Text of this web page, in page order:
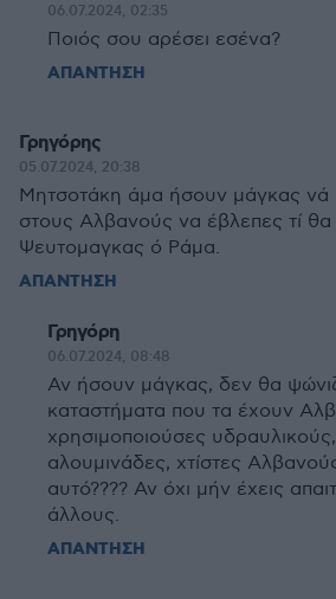
06.07.2024, 02:35
Ποιός σου αρέσει εσένα?
ΑΠΑΝΤΗΣΗ
Γρηγόρης
05.07.2024, 20:38
Μητσοτάκη άμα ήσουν μάγκας νά
στους Αλβανούς να έβλεπες τί
Ψευτομαγκας ό Ράμα.
ΑΠΑΝΤΗΣΗ
Γρηγόρη
06.07.2024, 08:48
Αν ήσουν μάγκας, δεν θα
καταστήματα που τα έχουν
χρησιμοποιούσες
αλουμινάδες, χτίστες
αυτό???? Αν όχι μήν έχεις
άλλους.
ΑΠΑΝΤΗΣΗ